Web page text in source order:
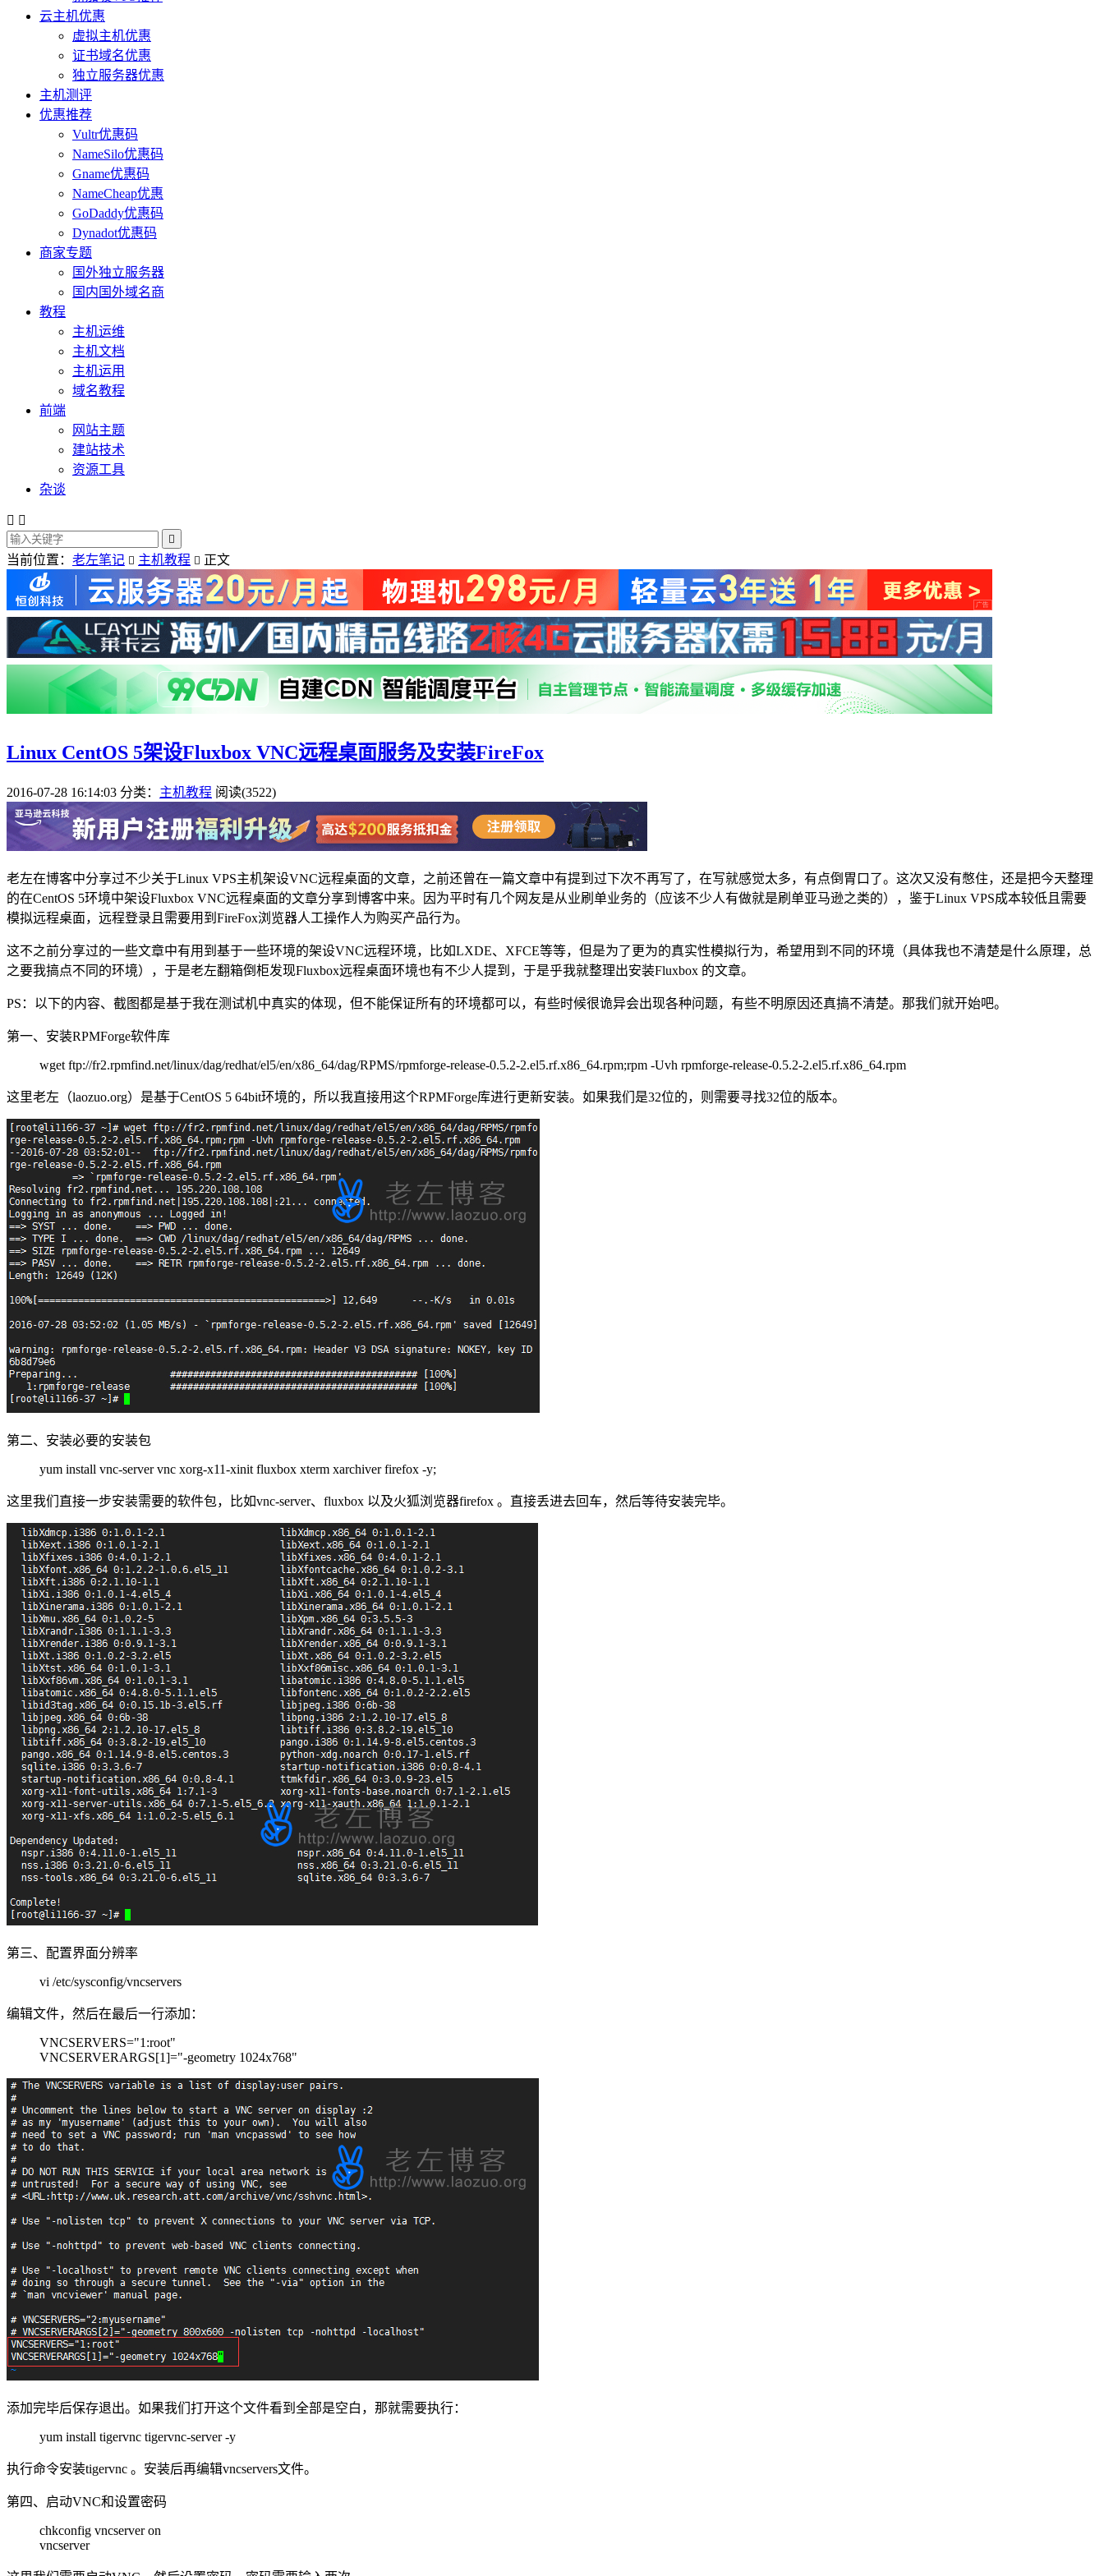
云主机优惠
虚拟主机优惠
证书域名优惠
独立服务器优惠
主机测评
优惠推荐
Vultr优惠码
NameSilo优惠码
Gname优惠码
NameCheap优惠
GoDaddy优惠码
Dynadot优惠码
商家专题
国外独立服务器
国内国外域名商
教程
主机运维
主机文档
主机运用
域名教程
前端
网站主题
建站技术
资源工具
杂谈
 

当前位置： 老左笔记  主机教程  正文
Linux CentOS 5架设Fluxbox VNC远程桌面服务及安装FireFox
2016-07-28 16:14:03 分类： 主机教程 阅读(3522)
老左在博客中分享过不少关于Linux VPS主机架设VNC远程桌面的文章，之前还曾在一篇文章中有提到过下次不再写了，在写就感觉太多，有点倒胃口了。这次又没有憋住，还是把今天整理
的在CentOS 5环境中架设Fluxbox VNC远程桌面的文章分享到博客中来。因为平时有几个网友是从业刷单业务的（应该不少人有做就是刷单亚马逊之类的），鉴于Linux VPS成本较低且需要
模拟远程桌面，远程登录且需要用到FireFox浏览器人工操作人为购买产品行为。
这不之前分享过的一些文章中有用到基于一些环境的架设VNC远程环境，比如LXDE、XFCE等等，但是为了更为的真实性模拟行为，希望用到不同的环境（具体我也不清楚是什么原理，总
之要我搞点不同的环境），于是老左翻箱倒柜发现Fluxbox远程桌面环境也有不少人提到，于是乎我就整理出安装Fluxbox 的文章。
PS：以下的内容、截图都是基于我在测试机中真实的体现，但不能保证所有的环境都可以，有些时候很诡异会出现各种问题，有些不明原因还真搞不清楚。那我们就开始吧。
第一、安装RPMForge软件库
wget ftp://fr2.rpmfind.net/linux/dag/redhat/el5/en/x86_64/dag/RPMS/rpmforge-release-0.5.2-2.el5.rf.x86_64.rpm;rpm -Uvh rpmforge-release-0.5.2-2.el5.rf.x86_64.rpm
这里老左（laozuo.org）是基于CentOS 5 64bit环境的，所以我直接用这个RPMForge库进行更新安装。如果我们是32位的，则需要寻找32位的版本。
第二、安装必要的安装包
yum install vnc-server vnc xorg-x11-xinit fluxbox xterm xarchiver firefox -y;
这里我们直接一步安装需要的软件包，比如vnc-server、fluxbox 以及火狐浏览器firefox 。直接丢进去回车，然后等待安装完毕。
第三、配置界面分辨率
vi /etc/sysconfig/vncservers
编辑文件，然后在最后一行添加：
VNCSERVERS="1:root"
VNCSERVERARGS[1]="-geometry 1024x768"
添加完毕后保存退出。如果我们打开这个文件看到全部是空白，那就需要执行：
yum install tigervnc tigervnc-server -y
执行命令安装tigervnc 。安装后再编辑vncservers文件。
第四、启动VNC和设置密码
chkconfig vncserver on
vncserver